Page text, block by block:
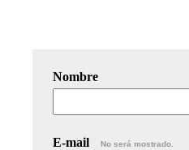
Nombre
E-mail No será mostrado.